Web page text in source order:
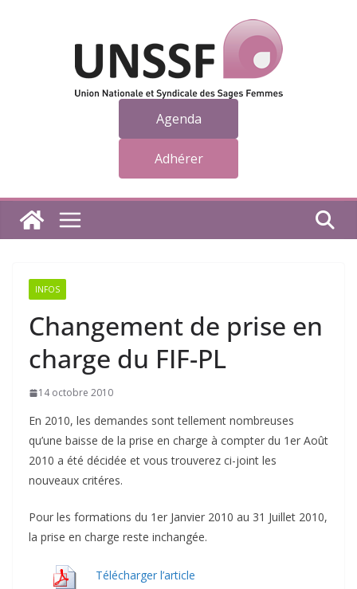
Agenda
Adhérer
INFOS
Changement de prise en
charge du FIF-PL
14 octobre 2010
En 2010, les demandes sont tellement nombreuses
qu’une baisse de la prise en charge à compter du 1er Août
2010 a été décidée et vous trouverez ci-joint les
nouveaux critéres.
Pour les formations du 1er Janvier 2010 au 31 Juillet 2010,
la prise en charge reste inchangée.
Télécharger l’article